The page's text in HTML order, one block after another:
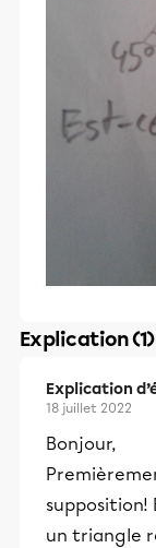
Explication (1)
Explication
18 juillet 2022
Bonjour,
un triangle